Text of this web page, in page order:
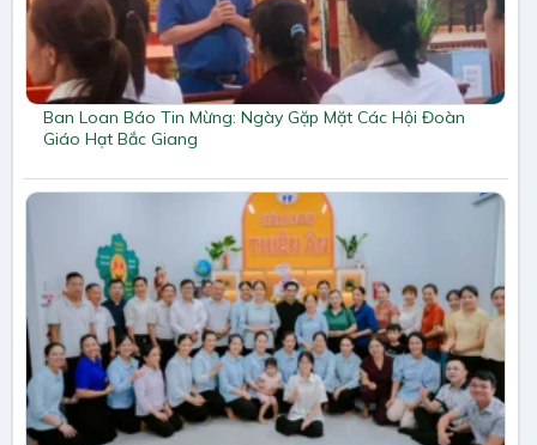
Ban Loan Báo Tin Mừng: Ngày Gặp Mặt Các Hội Đoàn
Giáo Hạt Bắc Giang